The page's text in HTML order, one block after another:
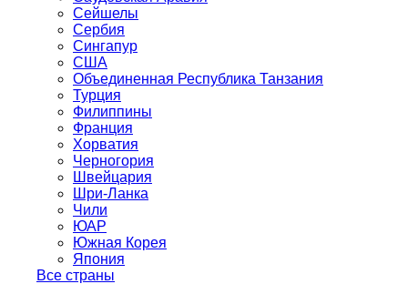
Сейшелы
Сербия
Сингапур
США
Объединенная Республика Танзания
Турция
Филиппины
Франция
Хорватия
Черногория
Швейцария
Шри-Ланка
Чили
ЮАР
Южная Корея
Япония
Все страны